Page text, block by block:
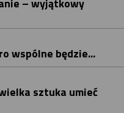
– wyjątkowy
wspólne będzie...
sztuka umieć